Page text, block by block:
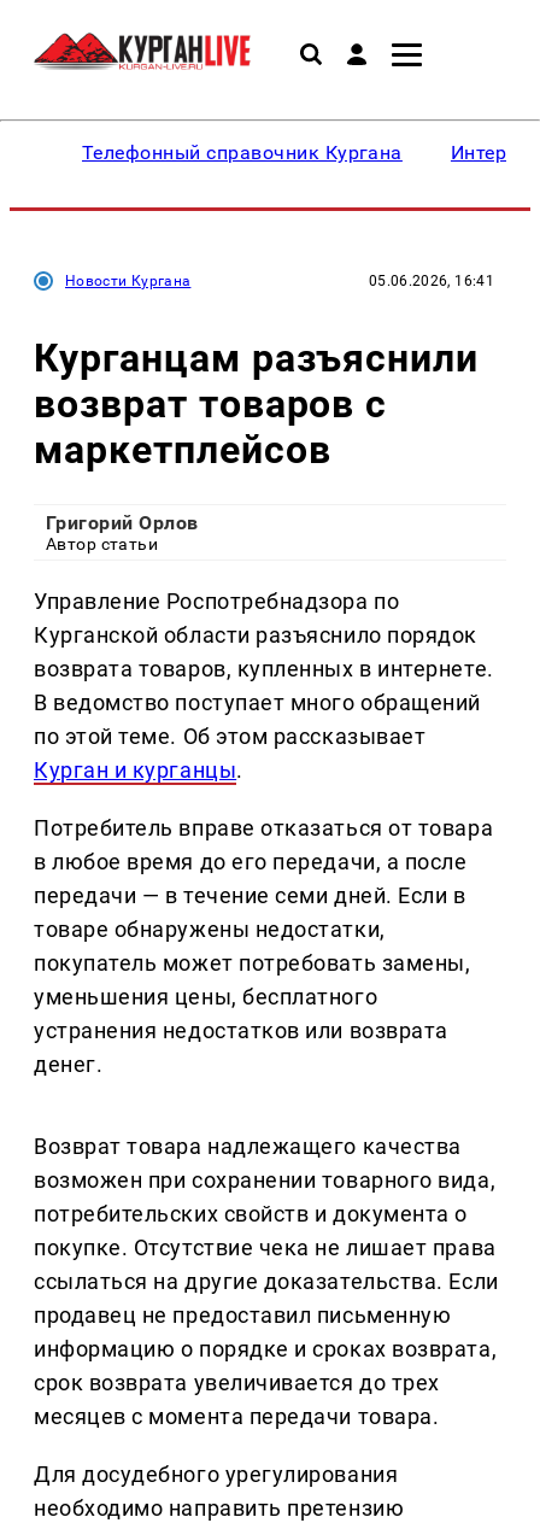
Телефонный справочник Кургана
Новости Кургана 05.06.2026, 16:41
Курганцам разъяснили
возврат товаров с
маркетплейсов
Григорий Орлов
Автор статьи
Управление Роспотребнадзора по
Курганской области разъяснило порядок
возврата товаров, купленных в интернете.
В ведомство поступает много обращений
по этой теме. Об этом рассказывает
Курган и курганцы.
Потребитель вправе отказаться от товара
в любое время до его передачи, а после
передачи — в течение семи дней. Если в
товаре обнаружены недостатки,
покупатель может потребовать замены,
уменьшения цены, бесплатного
устранения недостатков или возврата
денег.
Возврат товара надлежащего качества
возможен при сохранении товарного вида,
потребительских свойств и документа о
покупке. Отсутствие чека не лишает права
ссылаться на другие доказательства. Если
продавец не предоставил письменную
информацию о порядке и сроках возврата,
срок возврата увеличивается до трех
месяцев с момента передачи товара.
Для досудебного урегулирования
необходимо направить претензию